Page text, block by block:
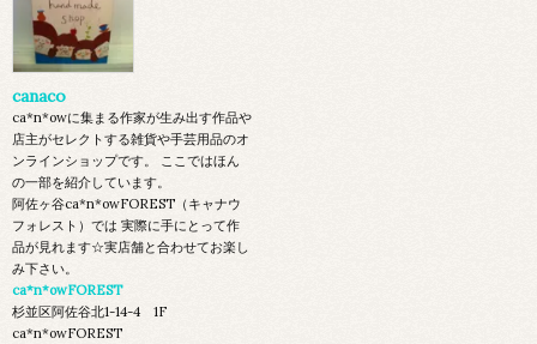
canaco
ca*n*owに集まる作家が生み出す作品や
店主がセレクトする雑貨や手芸用品のオ
ンラインショップです。 ここではほん
の一部を紹介しています。
阿佐ヶ谷ca*n*owFOREST（キャナウ
フォレスト）では 実際に手にとって作
品が見れます☆実店舗と合わせてお楽し
み下さい。
ca*n*owFOREST
杉並区阿佐谷北1-14-4 1F
ca*n*owFOREST